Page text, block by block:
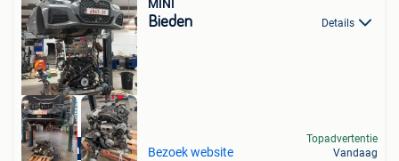
Beste Aanbieding
MINI
Bieden Details
Bezoek website
Topadvertentie
Vandaag